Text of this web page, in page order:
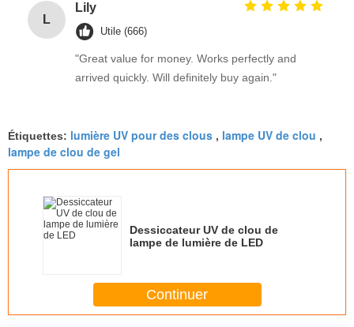
L
Lily
Utile (666)
"Great value for money. Works perfectly and
arrived quickly. Will definitely buy again."
Étiquettes: lumière UV pour des clous , lampe UV de clou ,
lampe de clou de gel
Dessiccateur UV de clou de
lampe de lumière de LED
Continuer